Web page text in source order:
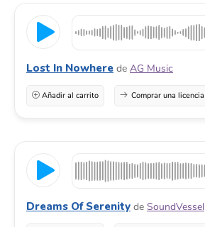
Lost In Nowhere de AG Music
Añadir al carrito Comprar una licencia
Dreams Of Serenity de SoundVessel